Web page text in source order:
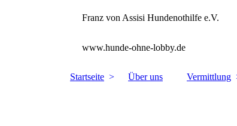
Franz von Assisi Hundenothilfe e.V.
www.hunde-ohne-lobby.de
Startseite Über uns Vermittlung